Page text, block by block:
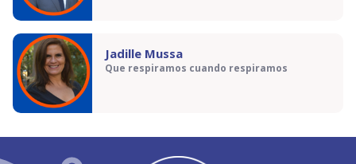
Jadille Mussa
Que respiramos cuando respiramos